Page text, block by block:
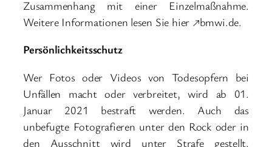
Zusammenhang mit einer Einzelmaßnahme.
Weitere Informationen lesen Sie hier ↗bmwi.de.
Persönlichkeitsschutz
Wer Fotos oder Videos von Todesopfern bei
Unfällen macht oder verbreitet, wird ab 01.
Januar 2021 bestraft werden. Auch das
unbefugte Fotografieren unter den Rock oder in
den Ausschnitt wird unter Strafe gestellt.